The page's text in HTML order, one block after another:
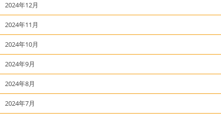
2024年12月
2024年11月
2024年10月
2024年9月
2024年8月
2024年7月